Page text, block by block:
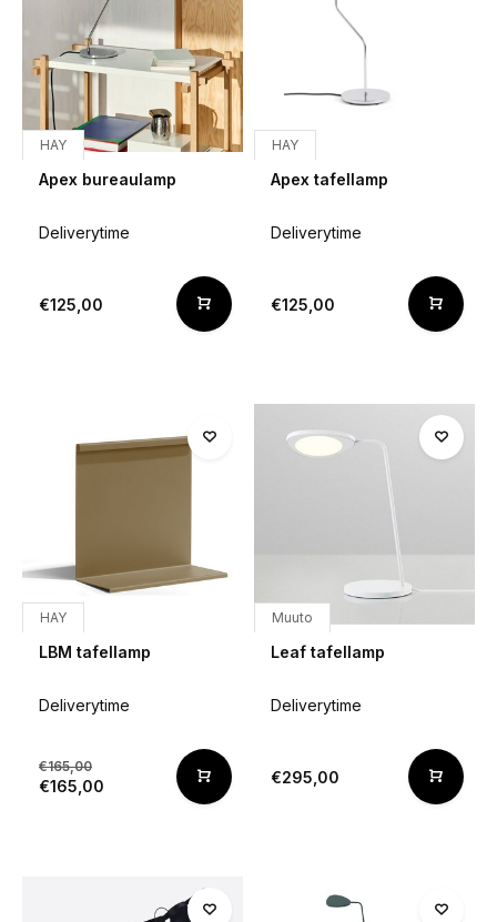
HAY
Apex bureaulamp
Deliverytime
€125,00
HAY
Apex tafellamp
Deliverytime
€125,00
HAY
LBM tafellamp
Deliverytime
€165,00
€165,00
Muuto
Leaf tafellamp
Deliverytime
€295,00